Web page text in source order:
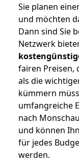
Sie planen
und möchten
Dann sind Sie
Netzwerk
fairen Preisen,
als die
kümmern
umfangreiche
nach
und können
für jedes
werden.